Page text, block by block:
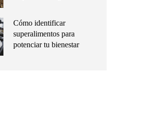
Cómo identificar
superalimentos para
potenciar tu bienestar